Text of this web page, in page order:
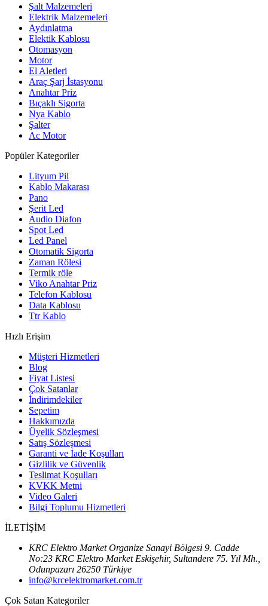
Şalt Malzemeleri
Elektrik Malzemeleri
Aydınlatma
Elektik Kablosu
Otomasyon
Motor
El Aletleri
Araç Şarj İstasyonu
Anahtar Priz
Bıçaklı Sigorta
Nya Kablo
Şalter
Ac Motor
Popüler Kategoriler
Lityum Pil
Kablo Makarası
Pano
Şerit Led
Audio Diafon
Spot Led
Led Panel
Otomatik Sigorta
Zaman Rölesi
Termik röle
Viko Anahtar Priz
Telefon Kablosu
Data Kablosu
Ttr Kablo
Hızlı Erişim
Müşteri Hizmetleri
Blog
Fiyat Listesi
Çok Satanlar
İndirimdekiler
Sepetim
Hakkımızda
Üyelik Sözleşmesi
Satış Sözleşmesi
Garanti ve İade Koşulları
Gizlilik ve Güvenlik
Teslimat Koşulları
KVKK Metni
Video Galeri
Bilgi Toplumu Hizmetleri
İLETİŞİM
KRC Elektro Market Organize Sanayi Bölgesi 9. Cadde
No:23 KRC Elektro Market Eskişehir, Sultandere 75. Yıl Mh.,
Odunpazarı 26250 Türkiye
info@krcelektromarket.com.tr
Çok Satan Kategoriler